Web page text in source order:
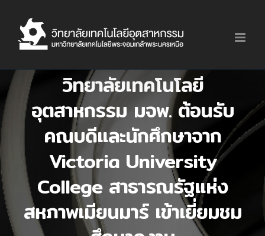
content
วิทยาลัยเทคโนโลยี
อุตสาหกรรม มจพ. ต้อนรับ
คณบดีและนักศึกษาจาก
Victoria University
College สาธารณรัฐแห่ง
สหภาพเมียนมาร์ เข้าเยี่ยมชม